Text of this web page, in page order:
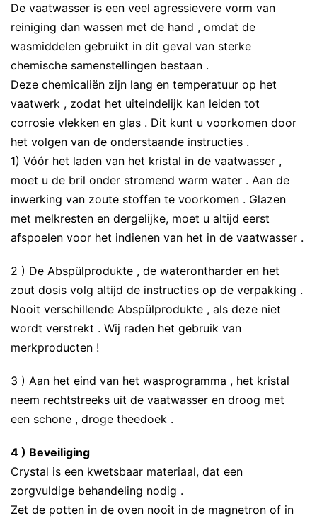
De vaatwasser is een veel agressievere vorm van
reiniging dan wassen met de hand , omdat de
wasmiddelen gebruikt in dit geval van sterke
chemische samenstellingen bestaan ​​.
Deze chemicaliën zijn lang en temperatuur op het
vaatwerk , zodat het uiteindelijk kan leiden tot
corrosie vlekken en glas . Dit kunt u voorkomen door
het volgen van de onderstaande instructies .
1) Vóór het laden van het kristal in de vaatwasser ,
moet u de bril onder stromend warm water . Aan de
inwerking van zoute stoffen te voorkomen . Glazen
met melkresten en dergelijke, moet u altijd eerst
afspoelen voor het indienen van het in de vaatwasser .
2 ) De Abspülprodukte , de waterontharder en het
zout dosis volg altijd de instructies op de verpakking .
Nooit verschillende Abspülprodukte , als deze niet
wordt verstrekt . Wij raden het gebruik van
merkproducten !
3 ) Aan het eind van het wasprogramma , het kristal
neem rechtstreeks uit de vaatwasser en droog met
een schone , droge theedoek .
4 ) Beveiliging
Crystal is een kwetsbaar materiaal, dat een
zorgvuldige behandeling nodig .
Zet de potten in de oven nooit in de magnetron of in